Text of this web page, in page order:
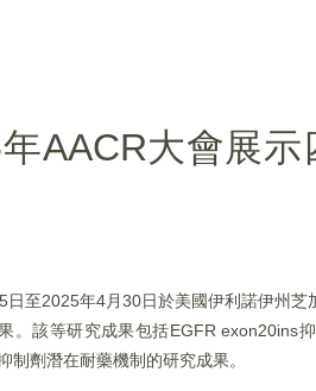
AACR大會展示
至2025年4月30日於美國伊利諾伊州芝
該等研究成果包括EGFR exon20ins
劑潛在耐藥機制的研究成果。